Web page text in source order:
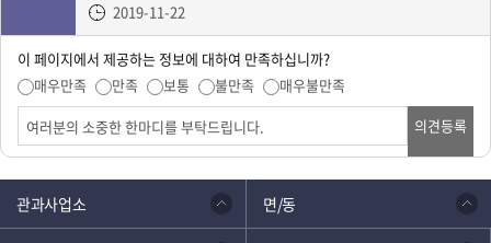
2019-11-22
이 페이지에서 제공하는 정보에 대하여 만족하십니까?
매우만족
만족 보통 불만족
매우불만족
의견등록
관과사업소 면/동